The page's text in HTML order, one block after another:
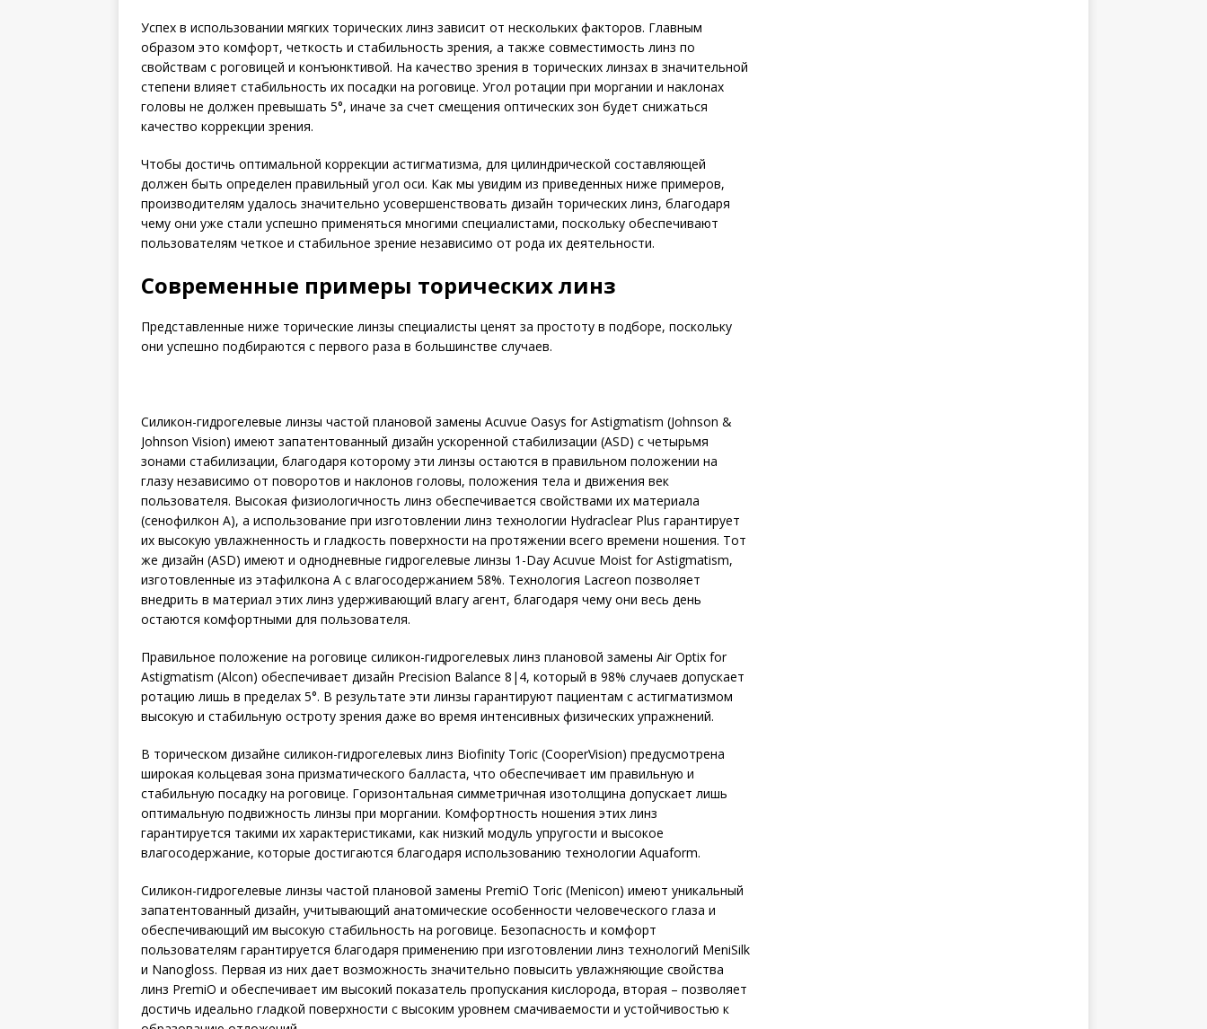
Успех в использовании мягких торических линз зависит от нескольких факторов. Главным
образом это комфорт, четкость и стабильность зрения, а также совместимость линз по
свойствам с роговицей и конъюнктивой. На качество зрения в торических линзах в значительной
степени влияет стабильность их посадки на роговице. Угол ротации при моргании и наклонах
головы не должен превышать 5°, иначе за счет смещения оптических зон будет снижаться
качество коррекции зрения.
Чтобы достичь оптимальной коррекции астигматизма, для цилиндрической составляющей
должен быть определен правильный угол оси. Как мы увидим из приведенных ниже примеров,
производителям удалось значительно усовершенствовать дизайн торических линз, благодаря
чему они уже стали успешно применяться многими специалистами, поскольку обеспечивают
пользователям четкое и стабильное зрение независимо от рода их деятельности.
Современные примеры торических линз
Представленные ниже торические линзы специалисты ценят за простоту в подборе, поскольку
они успешно подбираются с первого раза в большинстве случаев.
Силикон-гидрогелевые линзы частой плановой замены Acuvue Oasys for Astigmatism (Johnson &
Johnson Vision) имеют запатентованный дизайн ускоренной стабилизации (ASD) с четырьмя
зонами стабилизации, благодаря которому эти линзы остаются в правильном положении на
глазу независимо от поворотов и наклонов головы, положения тела и движения век
пользователя. Высокая физиологичность линз обеспечивается свойствами их материала
(сенофилкон А), а использование при изготовлении линз технологии Hydraclear Plus гарантирует
их высокую увлажненность и гладкость поверхности на протяжении всего времени ношения. Тот
же дизайн (ASD) имеют и однодневные гидрогелевые линзы 1-Day Acuvue Moist for Astigmatism,
изготовленные из этафилкона А с влагосодержанием 58%. Технология Lacreon позволяет
внедрить в материал этих линз удерживающий влагу агент, благодаря чему они весь день
остаются комфортными для пользователя.
Правильное положение на роговице силикон-гидрогелевых линз плановой замены Air Optix for
Astigmatism (Alcon) обеспечивает дизайн Precision Balance 8|4, который в 98% случаев допускает
ротацию лишь в пределах 5°. В результате эти линзы гарантируют пациентам с астигматизмом
высокую и стабильную остроту зрения даже во время интенсивных физических упражнений.
В торическом дизайне силикон-гидрогелевых линз Biofinity Toric (CooperVision) предусмотрена
широкая кольцевая зона призматического балласта, что обеспечивает им правильную и
стабильную посадку на роговице. Горизонтальная симметричная изотолщина допускает лишь
оптимальную подвижность линзы при моргании. Комфортность ношения этих линз
гарантируется такими их характеристиками, как низкий модуль упругости и высокое
влагосодержание, которые достигаются благодаря использованию технологии Aquaform.
Силикон-гидрогелевые линзы частой плановой замены PremiO Toric (Menicon) имеют уникальный
запатентованный дизайн, учитывающий анатомические особенности человеческого глаза и
обеспечивающий им высокую стабильность на роговице. Безопасность и комфорт
пользователям гарантируется благодаря применению при изготовлении линз технологий MeniSilk
и Nanogloss. Первая из них дает возможность значительно повысить увлажняющие свойства
линз PremiO и обеспечивает им высокий показатель пропускания кислорода, вторая – позволяет
достичь идеально гладкой поверхности с высоким уровнем смачиваемости и устойчивостью к